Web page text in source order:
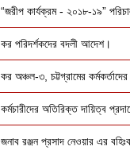
“জরীপ কার্যক্রম - ২০১৮-১৯”
কর পরিদর্শকদের বদলী আদেশ।
কর অঞ্চল-৩, চট্টগ্রামের
কর্মচারীদের অতিরিক্ত দায়িত্ব
জনাব রঞ্জন প্রসাদ নেওয়ার এর